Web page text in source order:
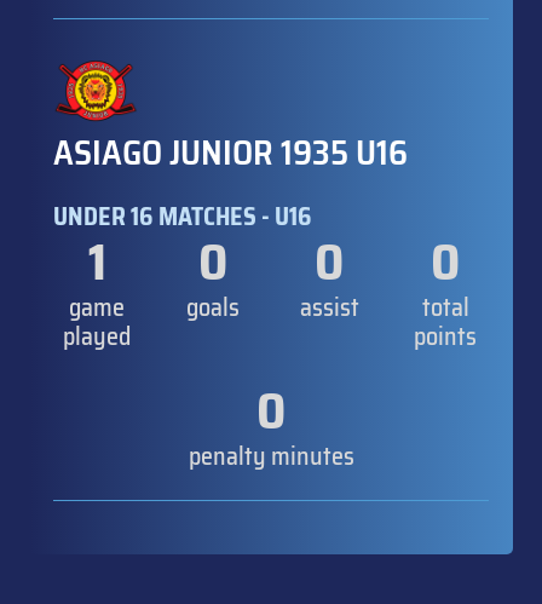
ASIAGO JUNIOR 1935 U16
UNDER 16 MATCHES - U16
1
game
played
0
goals
0
assist
0
total
points
0
penalty minutes